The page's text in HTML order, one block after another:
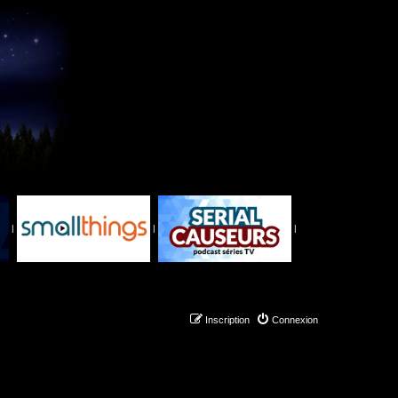
| | |
Connexion
Inscription